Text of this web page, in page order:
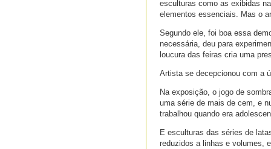
esculturas como as exibidas
elementos essenciais. Mas o
Segundo ele, foi boa essa
necessária, deu para
loucura das feiras cria uma
Artista se decepcionou com a
Na exposição, o jogo de
uma série de mais de cem, e
trabalhou quando era
E esculturas das séries de
reduzidos a linhas e volumes,